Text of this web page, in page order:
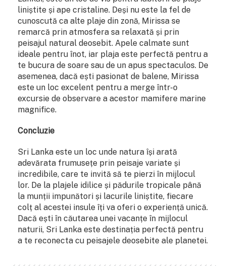
liniștite și ape cristaline. Deși nu este la fel de
cunoscută ca alte plaje din zonă, Mirissa se
remarcă prin atmosfera sa relaxată și prin
peisajul natural deosebit. Apele calmate sunt
ideale pentru înot, iar plaja este perfectă pentru a
te bucura de soare sau de un apus spectaculos. De
asemenea, dacă ești pasionat de balene, Mirissa
este un loc excelent pentru a merge într-o
excursie de observare a acestor mamifere marine
magnifice.
Concluzie
Sri Lanka este un loc unde natura își arată
adevărata frumusețe prin peisaje variate și
incredibile, care te invită să te pierzi în mijlocul
lor. De la plajele idilice și pădurile tropicale până
la munții impunători și lacurile liniștite, fiecare
colț al acestei insule îți va oferi o experiență unică.
Dacă ești în căutarea unei vacanțe în mijlocul
naturii, Sri Lanka este destinația perfectă pentru
a te reconecta cu peisajele deosebite ale planetei.